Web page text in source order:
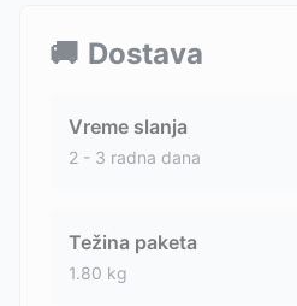
🚚 Dostava
Vreme slanja
2 - 3 radna dana
Težina paketa
1.80 kg